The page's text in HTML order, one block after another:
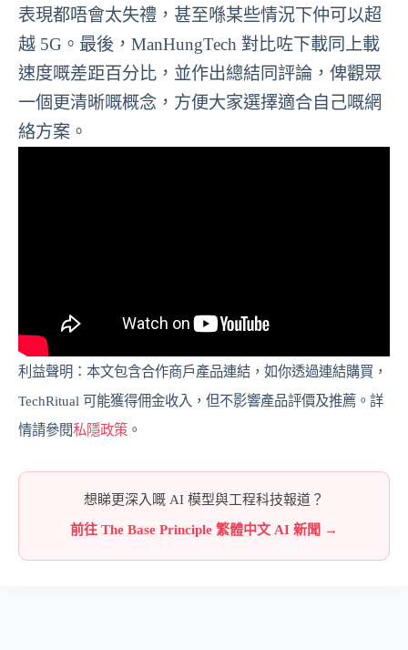
表現都唔會太失禮，甚至喺某些情況下仲可以超
越 5G。最後，ManHungTech 對比咗下載同上載
速度嘅差距百分比，並作出總結同評論，俾觀眾
一個更清晰嘅概念，方便大家選擇適合自己嘅網
絡方案。
利益聲明：本文包含合作商戶產品連結，如你透過連結購買，
TechRitual 可能獲得佣金收入，但不影響產品評價及推薦。詳
情請參閱私隱政策 。
想睇更深入嘅 AI 模型與工程科技報道？
前往 The Base Principle 繁體中文 AI 新聞 →